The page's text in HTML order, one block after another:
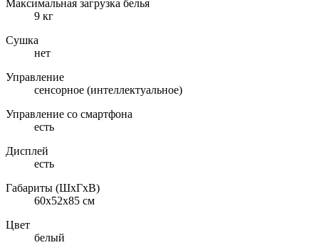
Максимальная загрузка белья
9 кг
Сушка
нет
Управление
сенсорное (интеллектуальное)
Управление со смартфона
есть
Дисплей
есть
Габариты (ШxГxВ)
60x52x85 см
Цвет
белый